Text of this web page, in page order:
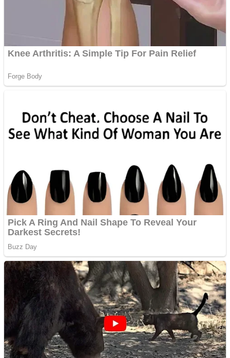
Răcitor de apă CW5000
Răcitor de apă CW5000
pentru freze cu laser fără
metale
Cutit cositoare KUHN
Creez aplicatie
ANDROID pentru siteul